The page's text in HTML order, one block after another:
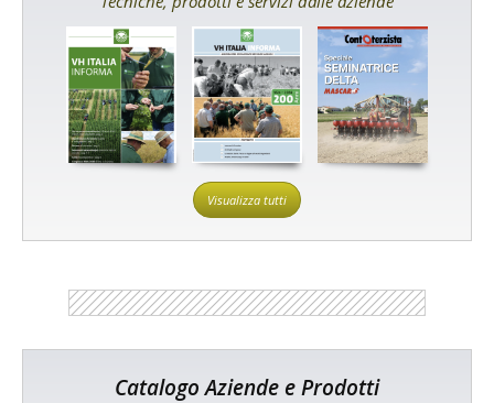
Visualizza tutti
Catalogo Aziende e Prodotti